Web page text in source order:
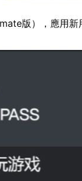
版），應用新